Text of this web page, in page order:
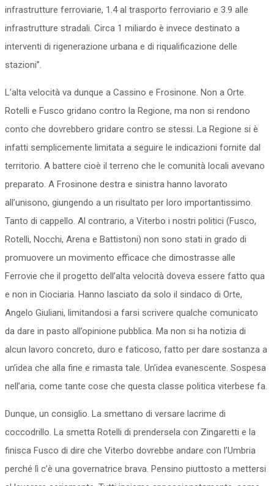
infrastrutture ferroviarie, 1.4 al trasporto ferroviario e 3.9 alle
infrastrutture stradali. Circa 1 miliardo è invece destinato a
interventi di rigenerazione urbana e di riqualificazione delle
stazioni”.
L’alta velocità va dunque a Cassino e Frosinone. Non a Orte.
Rotelli e Fusco gridano contro la Regione, ma non si rendono
conto che dovrebbero gridare contro se stessi. La Regione si è
infatti semplicemente limitata a seguire le indicazioni fornite dal
territorio. A battere cioè il terreno che le comunità locali avevano
preparato. A Frosinone destra e sinistra hanno lavorato
all’unisono, giungendo a un risultato per loro importantissimo.
Tanto di cappello. Al contrario, a Viterbo i nostri politici (Fusco,
Rotelli, Nocchi, Arena e Battistoni) non sono stati in grado di
promuovere un movimento efficace che dimostrasse alle
Ferrovie che il progetto dell’alta velocità doveva essere fatto qua
e non in Ciociaria. Hanno lasciato da solo il sindaco di Orte,
Angelo Giuliani, limitandosi a farsi scrivere qualche comunicato
da dare in pasto all’opinione pubblica. Ma non si ha notizia di
alcun lavoro concreto, duro e faticoso, fatto per dare sostanza a
un’idea che alla fine e rimasta tale. Un’idea evanescente. Sospesa
nell’aria, come tante cose che questa classe politica viterbese fa.
Dunque, un consiglio. La smettano di versare lacrime di
coccodrillo. La smetta Rotelli di prendersela con Zingaretti e la
finisca Fusco di dire che Viterbo dovrebbe andare con l’Umbria
perché lì c’è una governatrice brava. Pensino piuttosto a mettersi